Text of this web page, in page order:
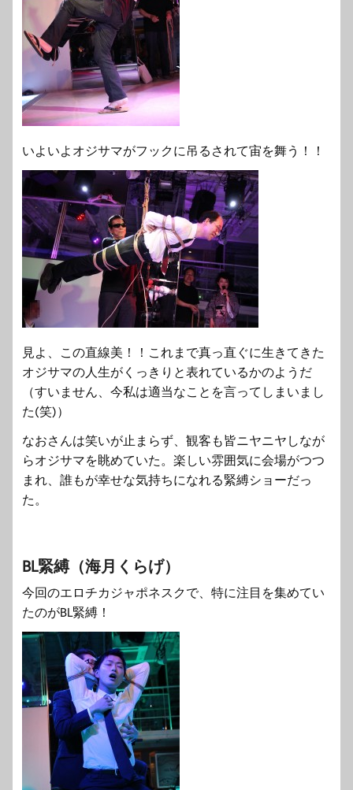
いよいよオジサマがフックに吊るされて宙を舞う！！
見よ、この直線美！！これまで真っ直ぐに生きてきた
オジサマの人生がくっきりと表れているかのようだ
（すいません、今私は適当なことを言ってしまいまし
た(笑)）
なおさんは笑いが止まらず、観客も皆ニヤニヤしなが
らオジサマを眺めていた。楽しい雰囲気に会場がつつ
まれ、誰もが幸せな気持ちになれる緊縛ショーだっ
た。
BL緊縛（海月くらげ）
今回のエロチカジャポネスクで、特に注目を集めてい
たのがBL緊縛！